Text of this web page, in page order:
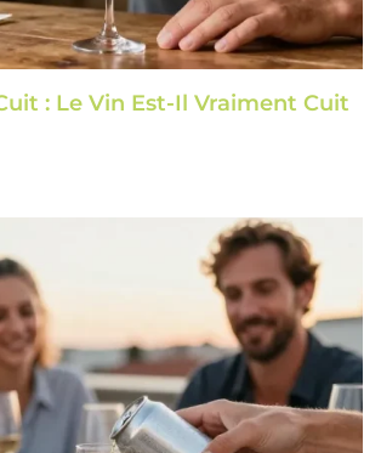
: Le Vin Est-Il Vraiment Cuit